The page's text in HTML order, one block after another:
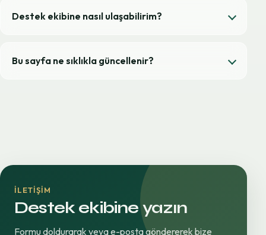
Destek ekibine nasıl ulaşabilirim?
Bu sayfa ne sıklıkla güncellenir?
İLETIŞIM
Destek ekibine yazın
Formu doldurarak veya e-posta göndererek bize